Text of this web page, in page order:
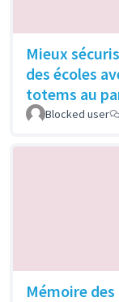
Mieux
des écoles
totems au
Blocked user
Mémoire